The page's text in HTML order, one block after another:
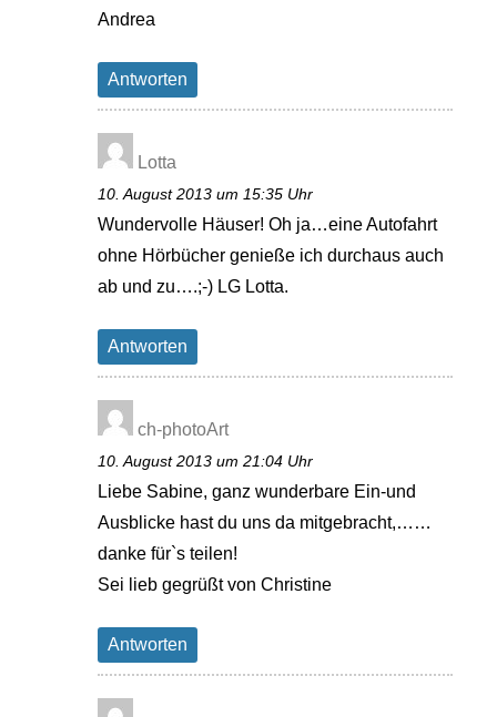
Andrea
Antworten
Lotta
10. August 2013 um 15:35 Uhr
Wundervolle Häuser! Oh ja…eine Autofahrt
ohne Hörbücher genieße ich durchaus auch
ab und zu….;-) LG Lotta.
Antworten
ch-photoArt
10. August 2013 um 21:04 Uhr
Liebe Sabine, ganz wunderbare Ein-und
Ausblicke hast du uns da mitgebracht,……
danke für`s teilen!
Sei lieb gegrüßt von Christine
Antworten